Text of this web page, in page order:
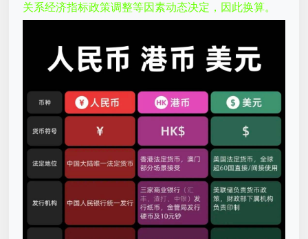
关系经济指标政策调整等因素动态决定，因此换算。